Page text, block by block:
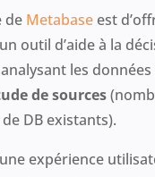
de Metabaseest
outil d’aide à la
les données
de sources
DB existants).
expérience